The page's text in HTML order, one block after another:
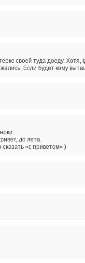
своей туда доеду. Хотя,
Если будет кому
до лета.
«с приветом» )